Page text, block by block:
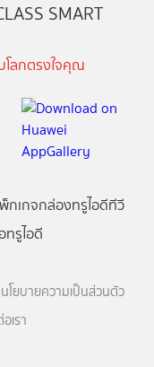
SMART
โลกตรงใจคุณ
กเกจกล่องทรูไอดีทีวี
ทรูไอดี
นโยบายความเป็นส่วนตัว
เรา